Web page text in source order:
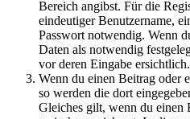
Bereich angibst. Für die
eindeutiger Benutzername,
Passwort notwendig. Wenn
Daten als notwendig
vor deren Eingabe ersichtlich.
Wenn du einen Beitrag oder
so werden die dort
Gleiches gilt, wenn du einen